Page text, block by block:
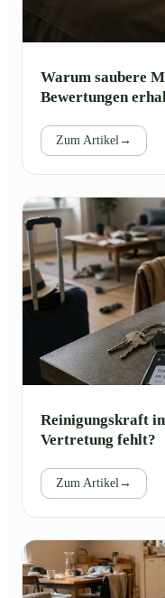
Warum saubere
Bewertungen
Zum Artikel→
Reinigungskraft
Vertretung fehlt?
Zum Artikel→